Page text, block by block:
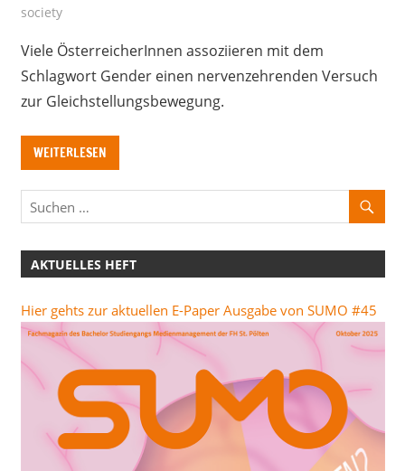
society
Viele ÖsterreicherInnen assoziieren mit dem
Schlagwort Gender einen nervenzehrenden Versuch
zur Gleichstellungsbewegung.
WEITERLESEN
AKTUELLES HEFT
Hier gehts zur aktuellen E-Paper Ausgabe von SUMO #45